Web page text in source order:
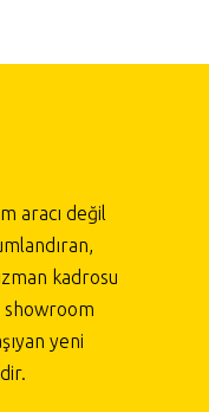
aracı değil
kadrosu
showroom
yeni